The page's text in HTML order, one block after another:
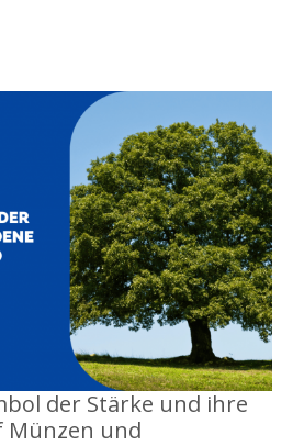
der Stärke und ihre
Münzen und